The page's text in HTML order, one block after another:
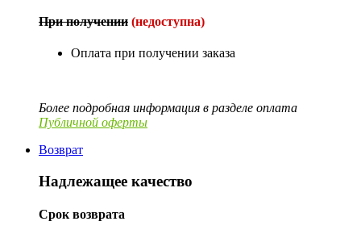
При получении (недоступна)
Оплата при получении заказа
Более подробная информация в разделе оплата
Публичной оферты
Возврат
Надлежащее качество
Срок возврата